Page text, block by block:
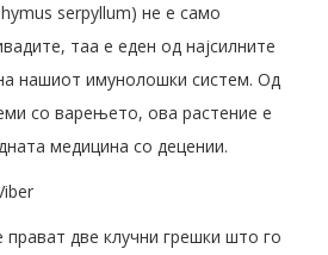
serpyllum) не е само
таа е еден од најсилните
нашиот имунолошки систем. Од
со варењето, ова растение е
медицина со децении.
прават две клучни грешки што го